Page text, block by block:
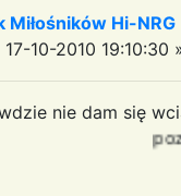
Miłośników Hi-NRG
17-10-2010 19:10:30
nie dam się